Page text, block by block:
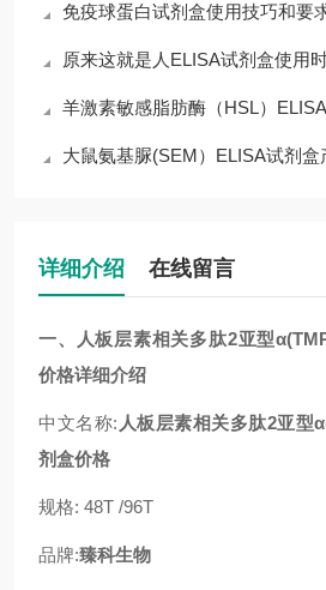
免疫球蛋白试剂盒使用技巧和要
原来这就是人ELISA试剂盒使用
羊激素敏感脂肪酶（HSL）
大鼠氨基脲(SEM）ELISA试剂盒
详细介绍 在线留言
一、人板层素相关多肽2亚型
价格详细介绍
中文名称: 人板层素相关多肽2亚型
剂盒价格
规格: 48T /96T
品牌:臻科生物